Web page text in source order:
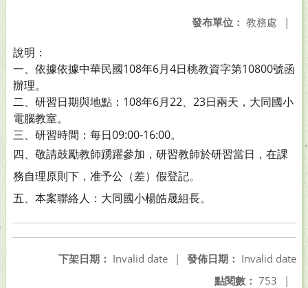
發布單位： 教務處 |
說明：
一、依據依據中華民國108年6月4日桃教資字第10800號函
辦理。
二、研習日期與地點：108年6月22、23日兩天，大同國小
電腦教室。
三、研習時間：每日09:00-16:00。
四、 敬請鼓勵教師踴躍參加，研習教師於研習當日，在課
務自理原則下，准予公（差）假登記。
五、本案聯絡人：大同國小楊皓晟組長。
發佈日期： Invalid date
下架日期： Invalid date
|
點閱數： 753 |